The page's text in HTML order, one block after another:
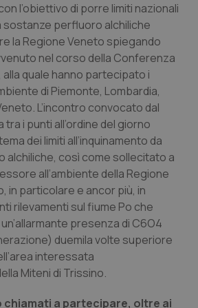
Giulia
coronaropatie
l’obiettivo di porre limiti nazionali
sostanze perfluoro alchiliche
la Regione Veneto spiegando
nel corso della Conferenza
alla quale hanno partecipato i
di Piemonte, Lombardia,
L’incontro convocato dal
i punti all’ordine del giorno
dei limiti all’inquinamento da
alchiliche, così come sollecitato a
all’ambiente della Regione
in particolare e ancor più, in
rilevamenti sul fiume Po che
presenza di C6O4
duemila volte superiore
interessata
Miteni di Trissino.
chiamati a partecipare, oltre ai